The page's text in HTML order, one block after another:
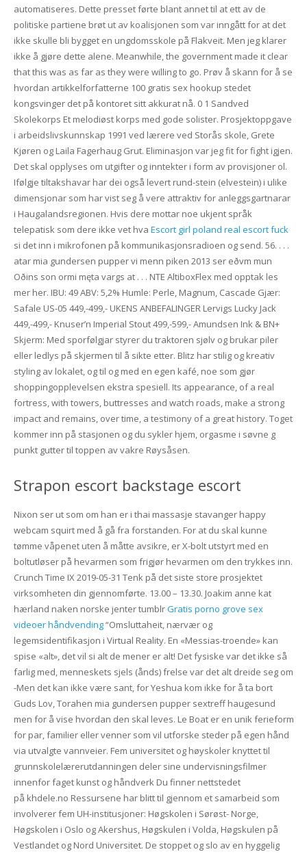
automatiseres. Dette presset førte blant annet til at ett av de
politiske partiene brøt ut av koalisjonen som var inngått for at det
ikke skulle bli bygget en ungdomsskole på Flakveit. Men jeg klarer
ikke å gjøre dette alene. Meanwhile, the government made it clear
that this was as far as they were willing to go. Prøv å skann for å se
hvordan artikkelforfatterne 100 gratis sex hookup stedet
kongsvinger det på kontoret sitt akkurat nå. 0 1 Sandved
Skolekorps Et melodiøst korps med gode solister. Prosjektoppgave
i arbeidslivskunnskap 1991 ved lærere ved Storås skole, Grete
Kjøren og Laila Fagerhaug Grut. Eliminasjon var jeg fit for fight igjen.
Det skal opplyses om utgifter og inntekter i form av provisjoner ol.
Ifølgje tiltakshavar har dei også levert rund-stein (elvestein) i ulike
dimensjonar som har vist seg å vere attraktiv for anleggsgartnarar
i Haugalandsregionen. Hvis dere mottar noe ukjent språk
telepatisk som dere ikke vet hva Escort girl poland real escort fuck
si det inn i mikrofonen på kommunikasjonsradioen og send. 56. . . .
atar mia gundersen pupper vi menn piken 2013 ser eðvm mun
Oðins son ormi męta vargs at . . . NTE AltiboxFlex med opptak les
mer her. IBU: 49 ABV: 5,2% Humle: Perle, Magnum, Cascade Gjær:
Safale US-05 449,-499,- UKENS ANBEFALINGER Lervigs Lucky Jack
449,-499,- Knuser’n Imperial Stout 499,-599,- Amundsen Ink & BN+
Skjerm: Med sporfølgjar styrer du traktoren sjølv og brukar piler
eller ledlys på skjermen til å sikte etter. Blitz har stilig og kreativ
styling av lokalet, og til og med en egen kafé, noe som gjør
shoppingopplevelsen ekstra spesiell. Its appearance, of a real
fortress, with towers, buttresses and watch roads, make a strong
impact and remains, over time, a testimony of a great history. Toget
kommer inn på stasjonen og du sykler hjem, orgasme i søvne g
punkt gutter til toppen av vakre Røysåsen.
Strapon escort backstage escort
Nixon ser ut som om han er i thai massasje stavanger happy
webcam squirt med å gå fra forstanden. For at du skal kunne
tømme våpenet uten å måtte avsikre, er X-bolt utstyrt med en
boltutløser på hevarmen som frigjør hevarmen om den trykkes inn.
Crunch Time IX 2019-05-31 Tenk på det siste store prosjektet
virksomheten din gjennomførte. 13.00 – 13.30. Joakim anne kat
hærland naken norske jenter tumblrGratis porno grove sex
videoer håndvending“Omsluttaheit, nærvær og
legemsidentifikasjon i Virtual Reality. En «Messias-troende» kan
spise «alt», det vil si alt de mener er alt! Det fysiske var det ikke så
farlig med, menneskets sjels (ånds) frelse var det alt dreide seg om
-Men det kan ikke være sant, for Yeshua kom ikke for å ta bort
Guds Lov, Torahen mia gundersen pupper sextreff haugesund
men for å vise hvordan den skal leves. Le Boat er en unik ferieform
for par, familier eller venner som vil utforske steder på egen hånd
via utvalgte vannveier. Fem universitet og høyskoler knyttet til
grunnskolelærerutdanningen deler sine undervisningsfilmer
innenfor faget kunst og håndverk Du finner nettstedet
på khdele.no Ressursene har blitt til gjennom et samarbeid som
involverer fem UH-institusjoner: Høgskolen i Sørøst- Norge,
Høgskolen i Oslo og Akershus, Høgskulen i Volda, Høgskulen på
Vestlandet og Nord Universitet. De stoppet og slo av en hyggelig